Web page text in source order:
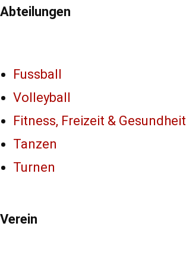
Abteilungen
Fussball
Volleyball
Fitness, Freizeit & Gesundheit
Tanzen
Turnen
Verein